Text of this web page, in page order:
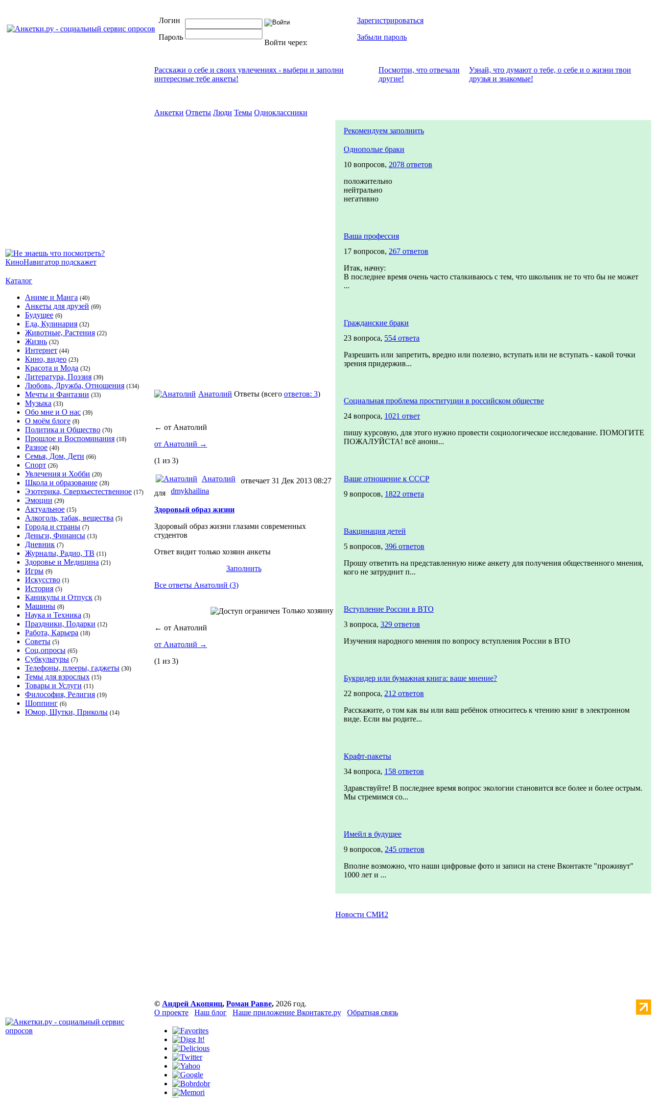
Логин
Пароль
Войти через:
Зарегистрироваться
Забыли пароль
Каталог
Аниме и Манга (40)
Анкеты для друзей (69)
Будущее (6)
Еда, Кулинария (32)
Животные, Растения (22)
Жизнь (32)
Интернет (44)
Кино, видео (23)
Красота и Мода (32)
Литература, Поэзия (39)
Любовь, Дружба, Отношения (134)
Мечты и Фантазии (33)
Музыка (33)
Обо мне и О нас (39)
О моём блоге (8)
Политика и Общество (70)
Прошлое и Воспоминания (18)
Разное (40)
Семья, Дом, Дети (66)
Спорт (26)
Увлечения и Хобби (20)
Школа и образование (28)
Эзотерика, Сверхъестественное (17)
Эмоции (29)
Актуальное (15)
Алкоголь, табак, вещества (5)
Города и страны (7)
Деньги, Финансы (13)
Дневник (7)
Журналы, Радио, ТВ (11)
Здоровье и Медицина (21)
Игры (9)
Искусство (1)
История (5)
Каникулы и Отпуск (3)
Машины (8)
Наука и Техника (3)
Праздники, Подарки (12)
Работа, Карьера (18)
Советы (5)
Соц.опросы (65)
Субкультуры (7)
Телефоны, плееры, гаджеты (30)
Темы для взрослых (15)
Товары и Услуги (11)
Философия, Религия (19)
Шоппинг (6)
Юмор, Шутки, Приколы (14)
Расскажи о себе и своих увлечениях - выбери и заполни
интересные тебе анкеты!
Посмотри, что отвeчали
другие!
Узнай, что думают о тебе, о себе и о жизни твои
друзья и знакомые!
Анкетки Ответы Люди Темы Одноклассники
Анатолий Ответы (всего ответов: 3)
← от Анатолий
от Анатолий →
(1 из 3)
Анатолий
отвечает 31 Дек 2013 08:27
для
dmykhailina
Здоровый образ жизни
Здоровый образ жизни глазами современных
студентов
Ответ видит только хозяин анкеты
Заполнить
Все ответы Анатолий (3)
Только хозяину
← от Анатолий
от Анатолий →
(1 из 3)
Рекомендуем заполнить
Однополые браки
10 вопросов, 2078 ответов
положительно
нейтрально
негативно
Ваша профессия
17 вопросов, 267 ответов
Итак, начну:
В последнее время очень часто сталкиваюсь с тем, что школьник не то что бы не может
...
Гражданские браки
23 вопроса, 554 ответа
Разрешить или запретить, вредно или полезно, вступать или не вступать - какой точки
зрения придержив...
Социальная проблема проституции в российском обществе
24 вопроса, 1021 ответ
пишу курсовую, для этого нужно провести социологическое исследование. ПОМОГИТЕ
ПОЖАЛУЙСТА! всё анони...
Ваше отношение к СССР
9 вопросов, 1822 ответа
Вакцинация детей
5 вопросов, 396 ответов
Прошу ответить на представленную ниже анкету для получения общественного мнения,
кого не затруднит п...
Вступление России в ВТО
3 вопроса, 329 ответов
Изучения народного мнения по вопросу вступления России в ВТО
Букридер или бумажная книга: ваше мнение?
22 вопроса, 212 ответов
Расскажите, о том как вы или ваш ребёнок относитесь к чтению книг в электронном
виде. Если вы родите...
Крафт-пакеты
34 вопроса, 158 ответов
Здравствуйте! В последнее время вопрос экологии становится все более и более острым.
Мы стремимся со...
Имейл в будущее
9 вопросов, 245 ответов
Вполне возможно, что наши цифровые фото и записи на стене Вконтакте "проживут"
1000 лет и ...
Новости СМИ2
© Андрей Акопянц, Роман Равве, 2026 год.
О проекте
Наш блог Наше приложение Вконтакте.ру Обратная связь